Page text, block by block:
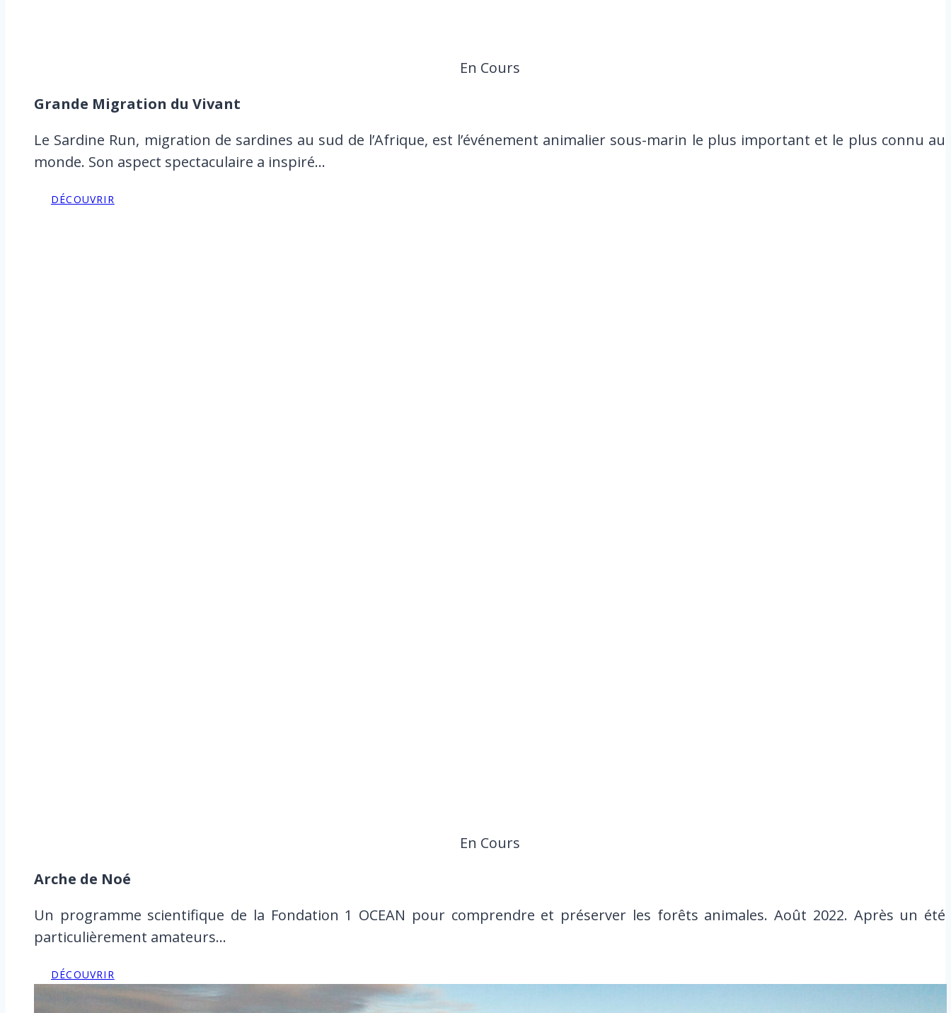
En Cours
Grande Migration du Vivant
Le Sardine Run, migration de sardines au sud de l’Afrique, est l’événement animalier sous-marin le plus important et le plus connu au
monde. Son aspect spectaculaire a inspiré…
DÉCOUVRIR
En Cours
Arche de Noé
Un programme scientifique de la Fondation 1 OCEAN pour comprendre et préserver les forêts animales. Août 2022. Après un été
particulièrement amateurs…
DÉCOUVRIR